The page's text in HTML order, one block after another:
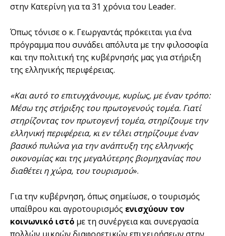
στην Κατερίνη για τα 31 χρόνια του Leader.
Όπως τόνισε ο κ. Γεωργαντάς πρόκειται για ένα
πρόγραμμα που συνάδει απόλυτα με την φιλοσοφία
και την πολιτική της κυβέρνησής μας για στήριξη
της ελληνικής περιφέρειας.
«Και αυτό το επιτυγχάνουμε, κυρίως, με έναν τρόπο:
Μέσω της στήριξης του πρωτογενούς τομέα. Γιατί
στηρίζοντας τον πρωτογενή τομέα, στηρίζουμε την
ελληνική περιφέρεια, κι εν τέλει στηρίζουμε έναν
βασικό πυλώνα για την ανάπτυξη της ελληνικής
οικονομίας και της μεγαλύτερης βιομηχανίας που
διαθέτει η χώρα, του τουρισμού».
Για την κυβέρνηση, όπως σημείωσε, ο τουρισμός
υπαίθρου και αγροτουρισμός ενισχύουν τον
κοινωνικό ιστό με τη συνέργεια και συνεργασία
πολλών μικρών διαφορετικών επιχειρήσεων στην